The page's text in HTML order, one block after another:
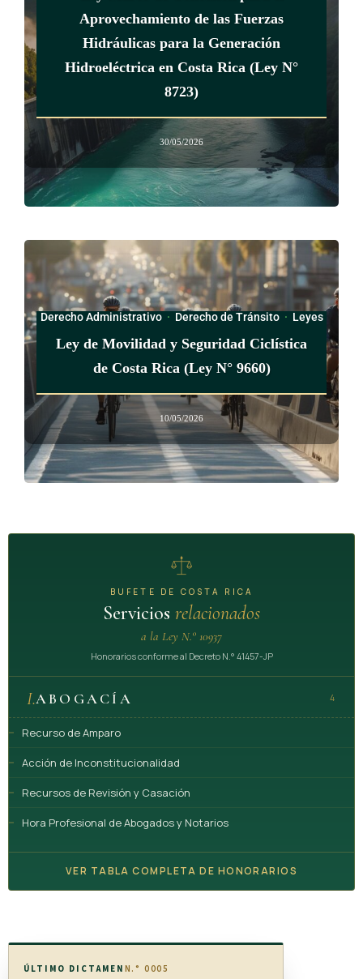
Aprovechamiento de las Fuerzas
Hidráulicas para la Generación
Hidroeléctrica en Costa Rica (Ley N°
8723)
30/05/2026
Derecho Administrativo· Derecho de Tránsito· Leyes
Ley de Movilidad y Seguridad Ciclística
de Costa Rica (Ley N° 9660)
10/05/2026
BUFETE DE COSTA RICA
Servicios relacionados
a la Ley N.° 10937
Honorarios conforme al Decreto N.° 41457-JP
I.ABOGACÍA 4
Recurso de Amparo
Acción de Inconstitucionalidad
Recursos de Revisión y Casación
Hora Profesional de Abogados y Notarios
VER TABLA COMPLETA DE HONORARIOS
ÚLTIMO DICTAMEN N.° 0005